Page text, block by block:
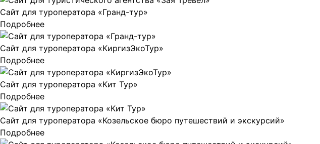
Сайт для туроператора «Гранд-тур»
Подробнее
Сайт для туроператора «КиргизЭкоТур»
Подробнее
Сайт для туроператора «Кит Тур»
Подробнее
Сайт для туроператора «Козельское бюро путешествий и экскурсий»
Подробнее